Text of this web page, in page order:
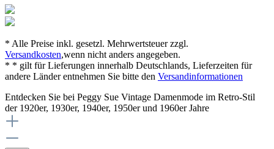
* Alle Preise inkl. gesetzl. Mehrwertsteuer zzgl.
Versandkosten,wenn nicht anders angegeben.
* * gilt für Lieferungen innerhalb Deutschlands, Lieferzeiten für
andere Länder entnehmen Sie bitte den Versandinformationen
Entdecken Sie bei Peggy Sue Vintage Damenmode im Retro-Stil
der 1920er, 1930er, 1940er, 1950er und 1960er Jahre